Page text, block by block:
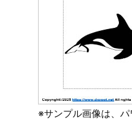
※サンプル画像は、パ